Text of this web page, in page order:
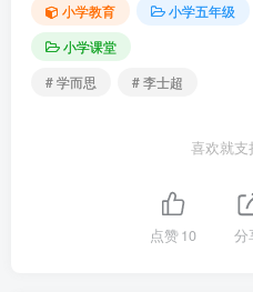
小学教育 小学五年级
小学课堂
# 学而思
# 李士超
喜欢就支
点赞10 分